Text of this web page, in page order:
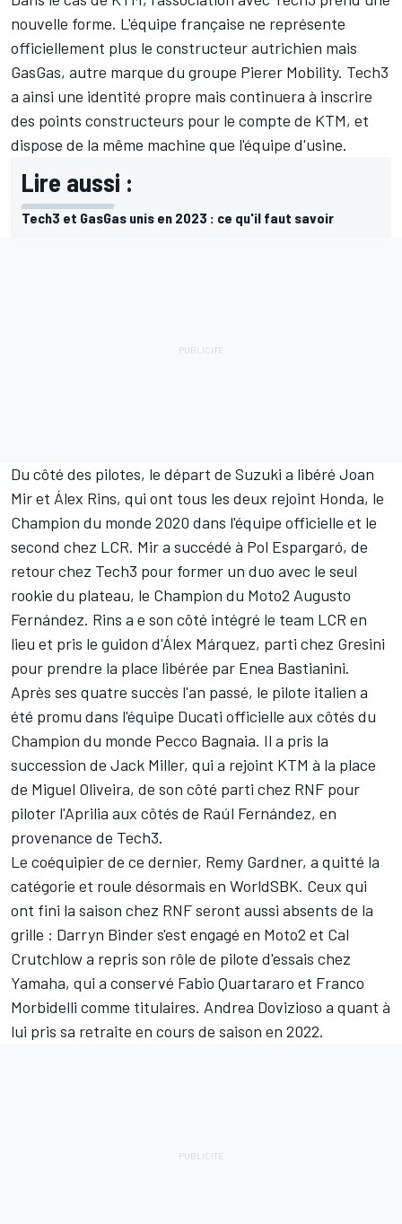
nouvelle forme. L'équipe française ne représente
officiellement plus le constructeur autrichien mais
GasGas, autre marque du groupe Pierer Mobility. Tech3
a ainsi une identité propre mais continuera à inscrire
des points constructeurs pour le compte de KTM, et
dispose de la même machine que l'équipe d'usine.
Lire aussi :
Tech3 et GasGas unis en 2023 : ce qu'il faut savoir
Du côté des pilotes, le départ de Suzuki a libéré Joan
Mir et Álex Rins, qui ont tous les deux rejoint Honda, le
Champion du monde 2020 dans l'équipe officielle et le
second chez LCR. Mir a succédé à Pol Espargaró, de
retour chez Tech3 pour former un duo avec le seul
rookie du plateau, le Champion du Moto2 Augusto
Fernández. Rins a e son côté intégré le team LCR en
lieu et pris le guidon d'Álex Márquez, parti chez Gresini
pour prendre la place libérée par Enea Bastianini.
Après ses quatre succès l'an passé, le pilote italien a
été promu dans l'équipe Ducati officielle aux côtés du
Champion du monde Pecco Bagnaia. Il a pris la
succession de Jack Miller, qui a rejoint KTM à la place
de Miguel Oliveira, de son côté parti chez RNF pour
piloter l'Aprilia aux côtés de Raúl Fernández, en
provenance de Tech3.
Le coéquipier de ce dernier, Remy Gardner, a quitté la
catégorie et roule désormais en WorldSBK. Ceux qui
ont fini la saison chez RNF seront aussi absents de la
grille : Darryn Binder s'est engagé en Moto2 et Cal
Crutchlow a repris son rôle de pilote d'essais chez
Yamaha, qui a conservé Fabio Quartararo et Franco
Morbidelli comme titulaires. Andrea Dovizioso a quant à
lui pris sa retraite en cours de saison en 2022.